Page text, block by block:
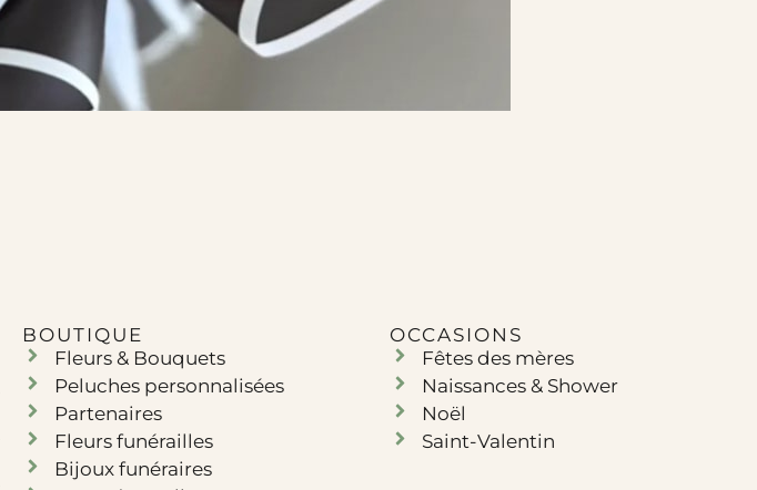
BOUTIQUE
Fleurs & Bouquets
Peluches personnalisées
Partenaires
Fleurs funérailles
Bijoux funéraires
OCCASIONS
Fêtes des mères
Naissances & Shower
Noël
Saint-Valentin